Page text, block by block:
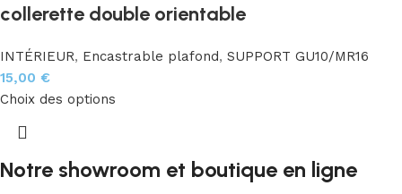
collerette double orientable
INTÉRIEUR, Encastrable plafond, SUPPORT GU10/MR16
15,00 €
Choix des options
Notre showroom et boutique en ligne